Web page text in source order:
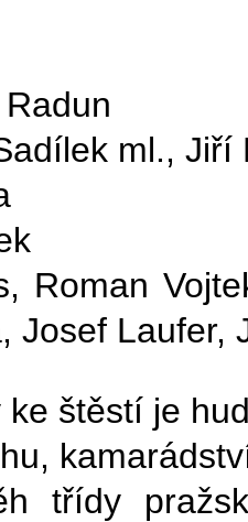
ml., Jiří
Roman
Josef Laufer,
štěstí je
třídy